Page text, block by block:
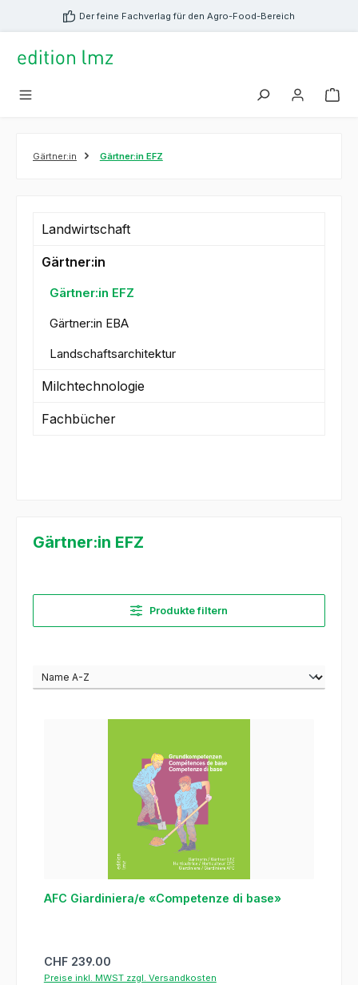
springen Der feine Fachverlag für den Agro-Food-Bereich
Gärtner:in Gärtner:in EFZ
Landwirtschaft
Gärtner:in
Gärtner:in EFZ
Gärtner:in EBA
Landschaftsarchitektur
Milchtechnologie
Fachbücher
Gärtner:in EFZ
Produkte filtern
AFC Giardiniera/e «Competenze di base»
Regulärer Preis:
CHF 239.00
Preise inkl. MWST zzgl. Versandkosten